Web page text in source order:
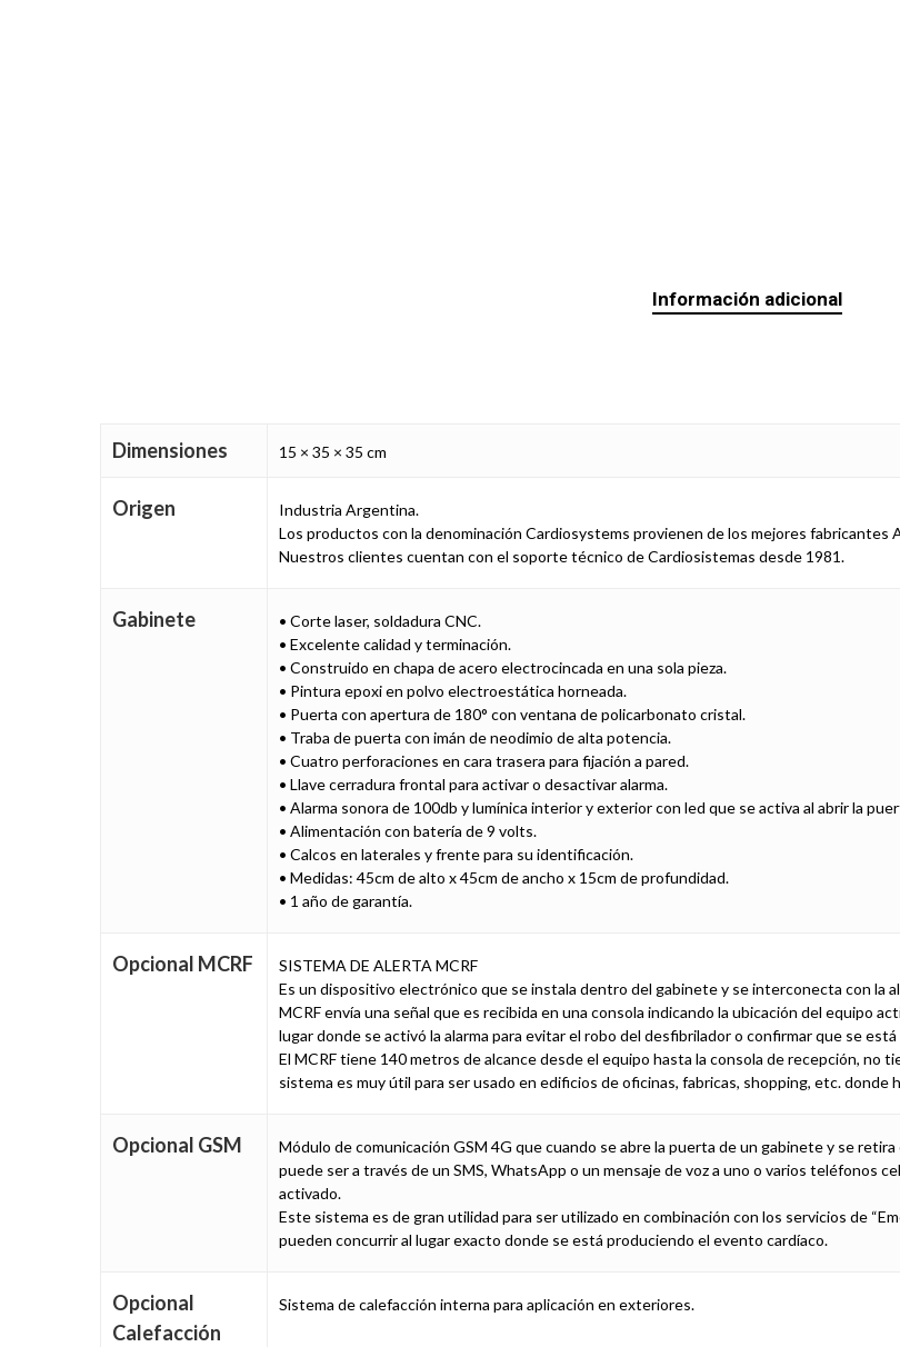
Información adicional
Dimensiones 15 × 35 × 35 cm
Origen
Industria Argentina.
Los productos con la denominación Cardiosystems provienen de los mejores fabricantes
Nuestros clientes cuentan con el soporte técnico de Cardiosistemas desde 1981.
Gabinete
• Corte laser, soldadura CNC.
• Excelente calidad y terminación.
• Construido en chapa de acero electrocincada en una sola pieza.
• Pintura epoxi en polvo electroestática horneada.
• Puerta con apertura de 180° con ventana de policarbonato cristal.
• Traba de puerta con imán de neodimio de alta potencia.
• Cuatro perforaciones en cara trasera para fijación a pared.
• Llave cerradura frontal para activar o desactivar alarma.
• Alarma sonora de 100db y lumínica interior y exterior con led que se activa al abrir la
• Alimentación con batería de 9 volts.
• Calcos en laterales y frente para su identificación.
• Medidas: 45cm de alto x 45cm de ancho x 15cm de profundidad.
• 1 año de garantía.
Opcional MCRF
SISTEMA DE ALERTA MCRF
Es un dispositivo electrónico que se instala dentro del gabinete y se interconecta con la
MCRF envía una señal que es recibida en una consola indicando la ubicación del equipo
lugar donde se activó la alarma para evitar el robo del desfibrilador o confirmar que se
El MCRF tiene 140 metros de alcance desde el equipo hasta la consola de recepción, no
sistema es muy útil para ser usado en edificios de oficinas, fabricas, shopping, etc. donde
Opcional GSM
Módulo de comunicación GSM 4G que cuando se abre la puerta de un gabinete y se
puede ser a través de un SMS, WhatsApp o un mensaje de voz a uno o varios teléfonos
activado.
Este sistema es de gran utilidad para ser utilizado en combinación con los servicios de
pueden concurrir al lugar exacto donde se está produciendo el evento cardíaco.
Opcional
Calefacción
Sistema de calefacción interna para aplicación en exteriores.